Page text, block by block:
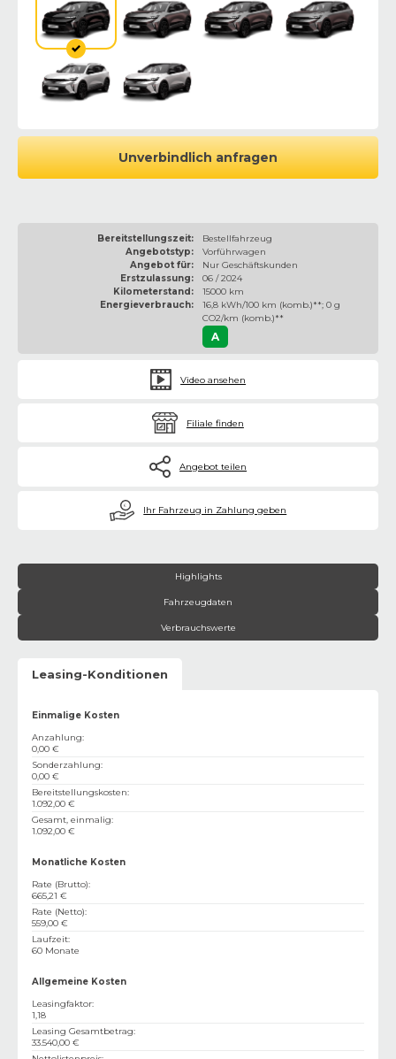
Unverbindlich anfragen
Bereitstellungszeit:
Bestellfahrzeug
Angebotstyp:
Vorführwagen
Angebot für:
Nur Geschäftskunden
Erstzulassung:
06 / 2024
Kilometerstand:
15000 km
Energieverbrauch:
16,8 kWh/100 km (komb.)**; 0 g
CO2/km (komb.)**
A
Video ansehen
Filiale finden
Angebot teilen
€ Ihr Fahrzeug in Zahlung geben
Highlights
Fahrzeugdaten
Verbrauchswerte
Leasing-Konditionen
Einmalige Kosten
Anzahlung:
0,00 €
Sonderzahlung:
0,00 €
Bereitstellungskosten:
1.092,00 €
Gesamt, einmalig:
1.092,00 €
Monatliche Kosten
Rate (Brutto):
665,21 €
Rate (Netto):
559,00 €
Laufzeit:
60 Monate
Allgemeine Kosten
Leasingfaktor:
1,18
Leasing Gesamtbetrag:
33.540,00 €